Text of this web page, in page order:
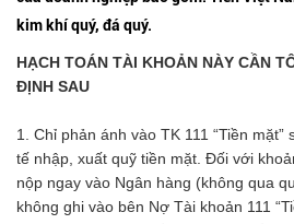
kim khí quý, đá quý.
HẠCH TOÁN TÀI KHOẢN NÀY CẦN
ĐỊNH SAU
1. Chỉ phản ánh vào TK 111 “Tiền
tế nhập, xuất quỹ tiền mặt. Đối với
nộp ngay vào Ngân hàng (không qua
không ghi vào bên Nợ Tài khoản 111